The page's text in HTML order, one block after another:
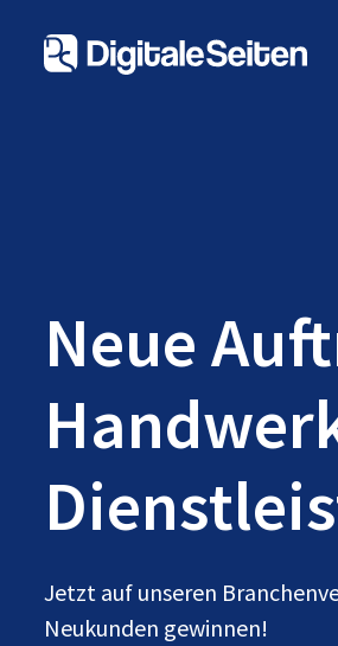
Neue
Jetzt auf unseren
Neukunden gewinnen!